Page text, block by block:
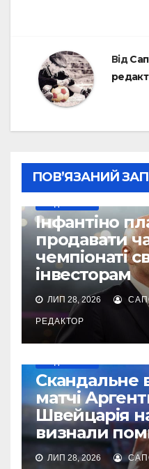
Від
ПОВ’ЯЗАНИЙ
Інфантіно
продавати
чемпіонаті
інвесторам
ЛИП 28, 2026
РЕДАКТОР
Cкандальне
матчі
Швейцарія
визнали
ЛИП 28, 2026